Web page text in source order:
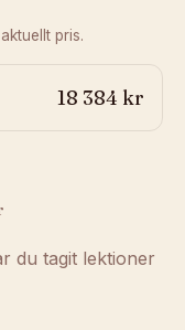
pris.
18 384 kr
du tagit lektioner